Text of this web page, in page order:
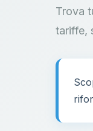
Trova
tariffe,